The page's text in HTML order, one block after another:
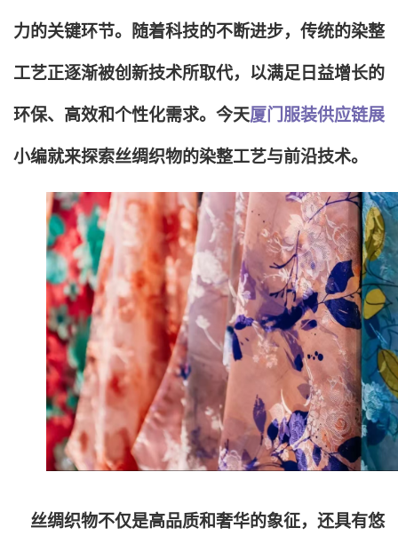
力的关键环节。随着科技的不断进步，传统的染整
工艺正逐渐被创新技术所取代，以满足日益增长的
环保、高效和个性化需求。今天厦门服装供应链展
小编就来探索丝绸织物的染整工艺与前沿技术。
丝绸织物不仅是高品质和奢华的象征，还具有悠